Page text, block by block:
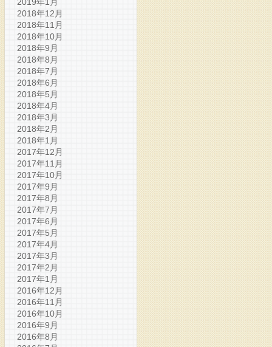
2018年12月
2018年11月
2018年10月
2018年9月
2018年8月
2018年7月
2018年6月
2018年5月
2018年4月
2018年3月
2018年2月
2018年1月
2017年12月
2017年11月
2017年10月
2017年9月
2017年8月
2017年7月
2017年6月
2017年5月
2017年4月
2017年3月
2017年2月
2017年1月
2016年12月
2016年11月
2016年10月
2016年9月
2016年8月